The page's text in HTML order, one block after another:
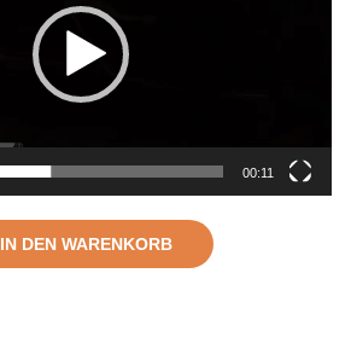
00:11
IN DEN WARENKORB